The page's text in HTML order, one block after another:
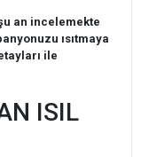
an incelemekte
ısıtmaya
ile
ISIL